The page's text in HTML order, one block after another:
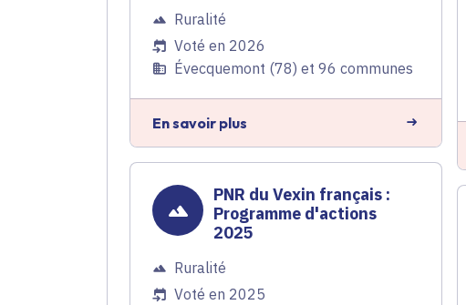
Ruralité
Voté en 2026
Évecquemont (78) et 96 communes
En savoir plus
PNR du Vexin français :
Programme d'actions
2025
Ruralité
Voté en 2025